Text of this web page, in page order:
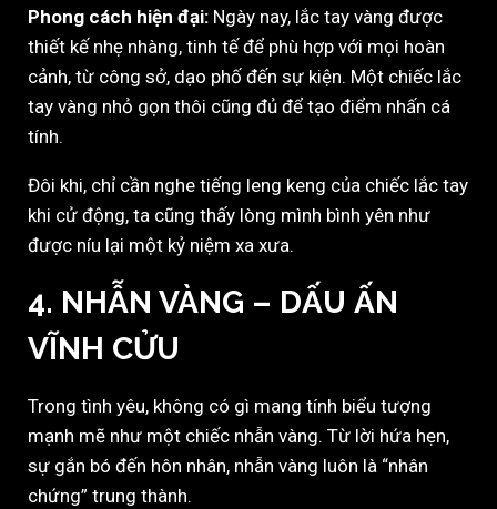
Phong cách hiện đại: Ngày nay, lắc tay vàng được
thiết kế nhẹ nhàng, tinh tế để phù hợp với mọi hoàn
cảnh, từ công sở, dạo phố đến sự kiện. Một chiếc lắc
tay vàng nhỏ gọn thôi cũng đủ để tạo điểm nhấn cá
tính.
Đôi khi, chỉ cần nghe tiếng leng keng của chiếc lắc tay
khi cử động, ta cũng thấy lòng mình bình yên như
được níu lại một kỷ niệm xa xưa.
4. NHẪN VÀNG – DẤU ẤN
VĨNH CỬU
Trong tình yêu, không có gì mang tính biểu tượng
mạnh mẽ như một chiếc nhẫn vàng. Từ lời hứa hẹn,
sự gắn bó đến hôn nhân, nhẫn vàng luôn là “nhân
chứng” trung thành.